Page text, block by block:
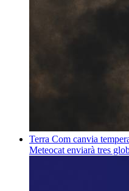
Terra Com canvia
Meteocat enviarà tres